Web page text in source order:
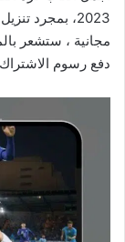
مجانية ، ستشعر
دفع رسوم